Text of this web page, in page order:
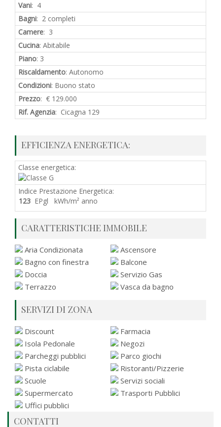
Vani: 4
Bagni: 2 completi
Camere: 3
Cucina: Abitabile
Piano: 3
Riscaldamento: Autonomo
Condizioni: Buono stato
Prezzo: € 129.000
Rif. Agenzia: Cicagna 129
EFFICIENZA ENERGETICA:
Classe energetica:
Indice Prestazione Energetica:
123 EPgl kWh/m² anno
CARATTERISTICHE IMMOBILE
Aria Condizionata
Ascensore
Bagno con finestra
Balcone
Doccia
Servizio Gas
Terrazzo
Vasca da bagno
SERVIZI DI ZONA
Discount
Farmacia
Isola Pedonale
Negozi
Parcheggi pubblici
Parco giochi
Pista ciclabile
Ristoranti/Pizzerie
Scuole
Servizi sociali
Supermercato
Trasporti Pubblici
Uffici pubblici
CONTATTI